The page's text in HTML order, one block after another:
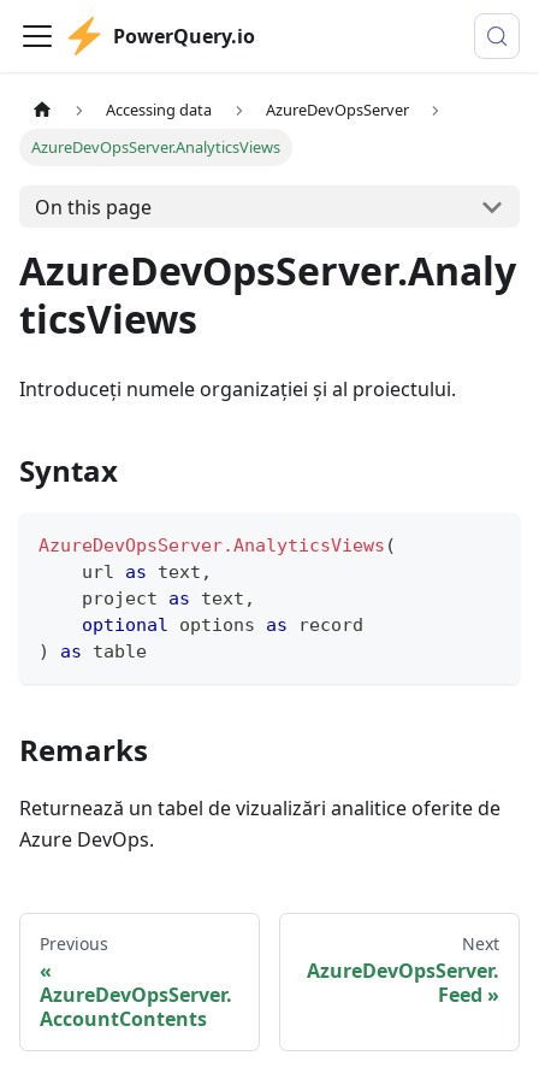
PowerQuery.io
Accessing data
AzureDevOpsServer
AzureDevOpsServer.AnalyticsViews
On this page
AzureDevOpsServer.Analy
ticsViews
Introduceți numele organizației și al proiectului.
Syntax
AzureDevOpsServer.AnalyticsViews (
    url
as text ,
    project
as text ,
optional options as
record
)
as table
Remarks
Returnează un tabel de vizualizări analitice oferite de
Azure DevOps.
Previous
AzureDevOpsServer.
AccountContents
Next
AzureDevOpsServer.
Feed